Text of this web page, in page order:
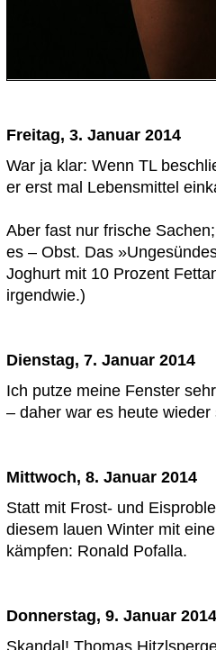
Freitag, 3. Januar 2014
War ja klar: Wenn TL
er erst mal Lebensmittel
Aber fast nur frische
es – Obst. Das
Joghurt mit 10 Prozent
irgendwie.)
Dienstag, 7. Januar 2014
Ich putze meine Fenster
– daher war es heute wieder
Mittwoch, 8. Januar 2014
Statt mit Frost- und
diesem lauen Winter mit
kämpfen: Ronald Pofalla.
Donnerstag, 9. Januar 2014
Skandal! Thomas